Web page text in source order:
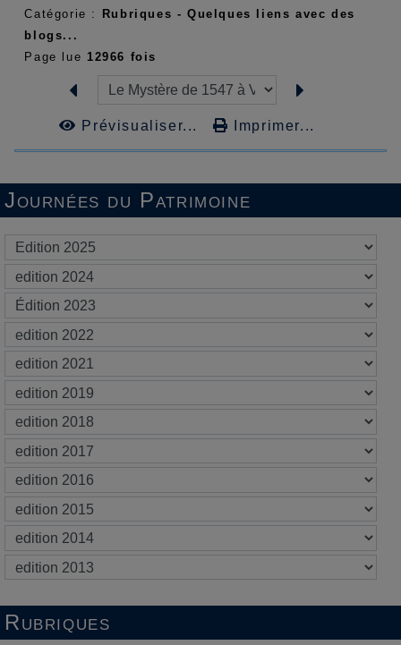
Journées du Patrimoine
Rubriques
Catégorie :
Rubriques - Quelques liens avec des
blogs...
Page lue 12966 fois
Prévisualiser... Imprimer...